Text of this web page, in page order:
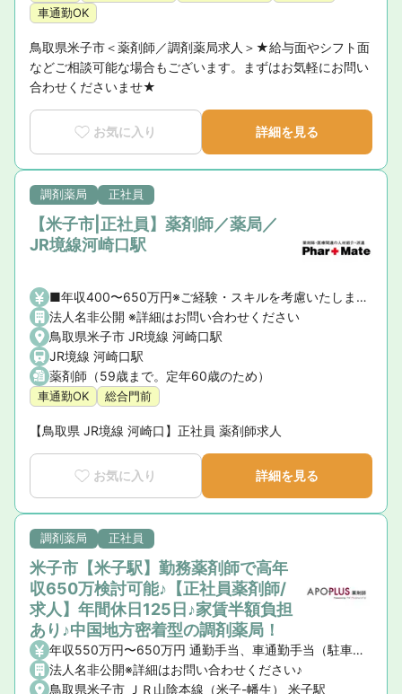
車通勤OK
鳥取県米子市＜薬剤師／調剤薬局求人＞★給与面やシフト面
などご相談可能な場合もございます。まずはお気軽にお問い
合わせくださいませ★
お気に入り 詳細を見る
調剤薬局 正社員
【米子市|正社員】薬剤師／薬局／
JR境線河崎口駅
■年収400〜650万円※ご経験・スキルを考慮いたします。※5年以上経験者または管理薬剤師経験者、指導薬剤師資格保持者等の方は特に優遇します。
法人名非公開 ※詳細はお問い合わせください
鳥取県米子市 JR境線 河崎口駅
JR境線 河崎口駅
薬剤師（59歳まで。定年60歳のため）
車通勤OK 総合門前
【鳥取県 JR境線 河崎口】正社員 薬剤師求人
お気に入り 詳細を見る
調剤薬局 正社員
米子市【米子駅】勤務薬剤師で高年
収650万検討可能♪【正社員薬剤師/
求人】年間休日125日♪家賃半額負担
あり♪中国地方密着型の調剤薬局！
年収550万円〜650万円 通勤手当、車通勤手当（駐車場・ガソリン代）、薬剤師手当、地域手当、住宅手当（社宅含）
法人名非公開※詳細はお問い合わせください♪
鳥取県米子市 ＪＲ山陰本線（米子-幡生） 米子駅